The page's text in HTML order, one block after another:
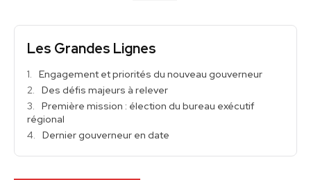
Les Grandes Lignes
Engagement et priorités du nouveau gouverneur
Des défis majeurs à relever
Première mission : élection du bureau exécutif
régional
Dernier gouverneur en date